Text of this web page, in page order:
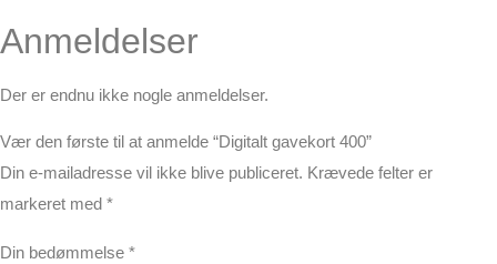
Anmeldelser
Der er endnu ikke nogle anmeldelser.
Vær den første til at anmelde “Digitalt gavekort 400”
Din e-mailadresse vil ikke blive publiceret. Krævede felter er
markeret med *
Din bedømmelse *